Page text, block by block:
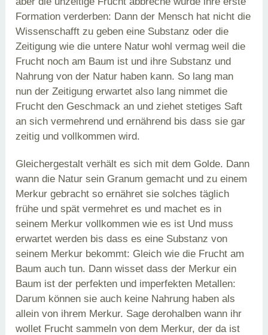
Formation verderben: Dann der Mensch hat nicht die
Wissenschafft zu geben eine Substanz oder die
Zeitigung wie die untere Natur wohl vermag weil die
Frucht noch am Baum ist und ihre Substanz und
Nahrung von der Natur haben kann. So lang man
nun der Zeitigung erwartet also lang nimmet die
Frucht den Geschmack an und ziehet stetiges Saft
an sich vermehrend und ernährend bis dass sie gar
zeitig und vollkommen wird.
Gleichergestalt verhält es sich mit dem Golde. Dann
wann die Natur sein Granum gemacht und zu einem
Merkur gebracht so ernähret sie solches täglich
frühe und spät vermehret es und machet es in
seinem Merkur vollkommen wie es ist Und muss
erwartet werden bis dass es eine Substanz von
seinem Merkur bekommt: Gleich wie die Frucht am
Baum auch tun. Dann wisset dass der Merkur ein
Baum ist der perfekten und imperfekten Metallen:
Darum können sie auch keine Nahrung haben als
allein von ihrem Merkur. Sage derohalben wann ihr
wollet Frucht sammeln von dem Merkur, der da ist